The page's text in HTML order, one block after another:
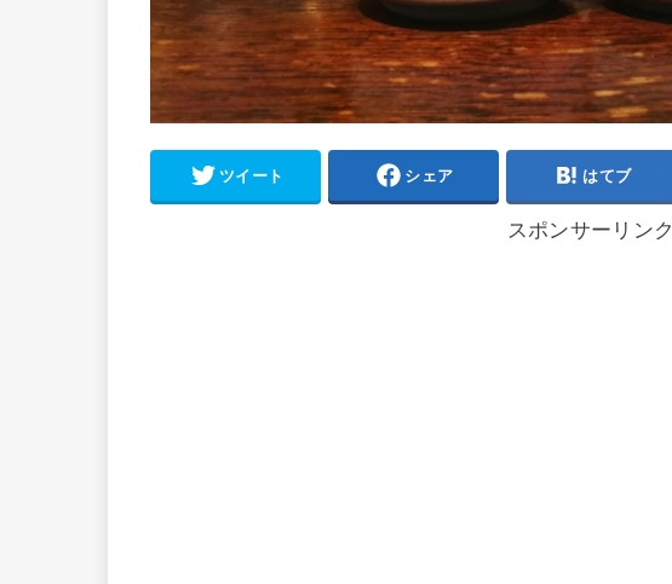
ツイート シェア はてブ
スポンサーリンク